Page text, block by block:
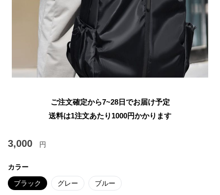
ご注文確定から7~28日でお届け予定
送料は1注文あたり 1000円かかります
3,000 円
カラー
ブラック グレー ブルー